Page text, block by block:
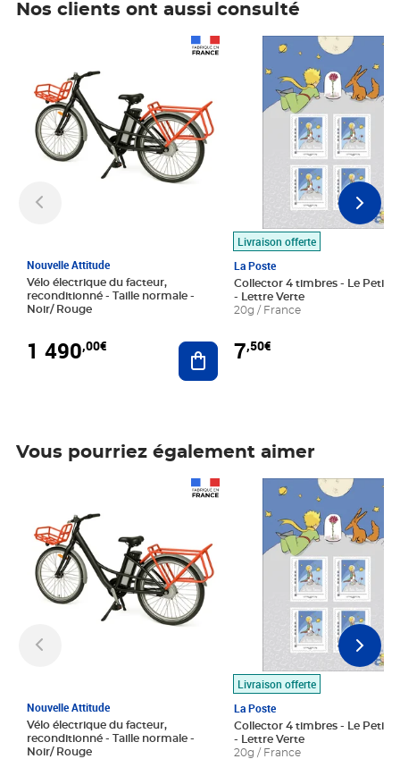
Nos clients ont aussi consulté
Nouvelle Attitude
Vélo électrique du facteur,
reconditionné - Taille normale -
Noir/ Rouge
1 490,00€ Ajouter au panier
Livraison offerte
La Poste
Collector 4 timbres - Le Petit
- Lettre Verte
20g / France
7,50€
Prix 7,50€
Vous pourriez également aimer
Nouvelle Attitude
Vélo électrique du facteur,
reconditionné - Taille normale -
Noir/ Rouge
Livraison offerte
La Poste
Collector 4 timbres - Le Petit
- Lettre Verte
20g / France
Prix 7,50€